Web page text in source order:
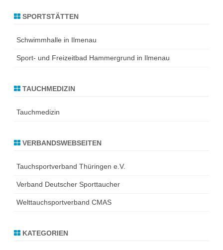
SPORTSTÄTTEN
Schwimmhalle in Ilmenau
Sport- und Freizeitbad Hammergrund in Ilmenau
TAUCHMEDIZIN
Tauchmedizin
VERBANDSWEBSEITEN
Tauchsportverband Thüringen e.V.
Verband Deutscher Sporttaucher
Welttauchsportverband CMAS
KATEGORIEN